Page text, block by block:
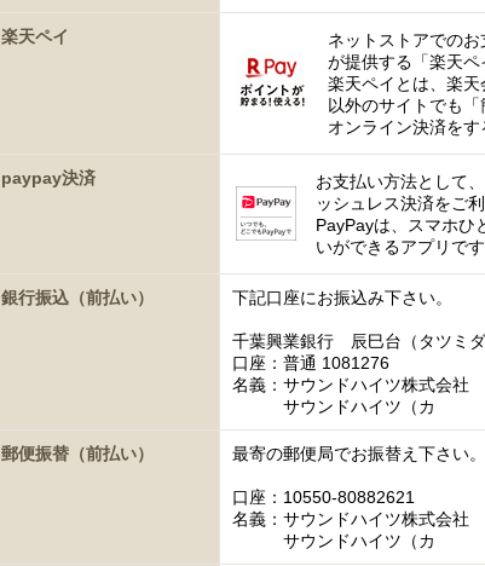
楽天ペイ
ネットストアでの
が提供する「楽天ペ
楽天ペイとは、楽
以外のサイトでも「
オンライン決済をす
paypay決済
お支払い方法として
ッシュレス決済をご
PayPayは、スマホひ
いができるアプリです
銀行振込（前払い） 下記口座にお振込み下さい。
千葉興業銀行 辰巳台（タツミ
口座：普通 1081276
名義：サウンドハイツ株式会社
サウンドハイツ（カ
郵便振替（前払い） 最寄の郵便局でお振替え下さい。
口座：10550-80882621
名義：サウンドハイツ株式会社
サウンドハイツ（カ